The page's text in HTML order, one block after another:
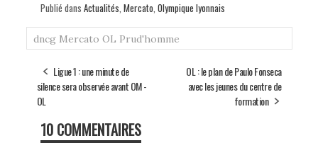
Publié dans Actualités, Mercato, Olympique lyonnais
dncg Mercato OL Prud'homme
Ligue 1 : une minute de
silence sera observée avant OM -
OL
OL : le plan de Paulo Fonseca
avec les jeunes du centre de
formation
10 COMMENTAIRES